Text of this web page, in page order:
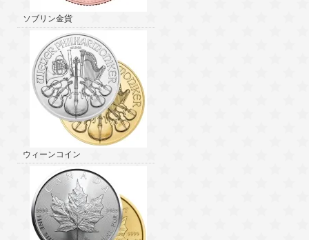
ソブリン金貨
ウィーンコイン